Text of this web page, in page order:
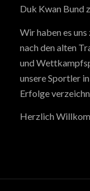
Duk Kwan Bund
Wir haben es
nach den alten
und
unsere Sportler
Erfolge
Herzlich